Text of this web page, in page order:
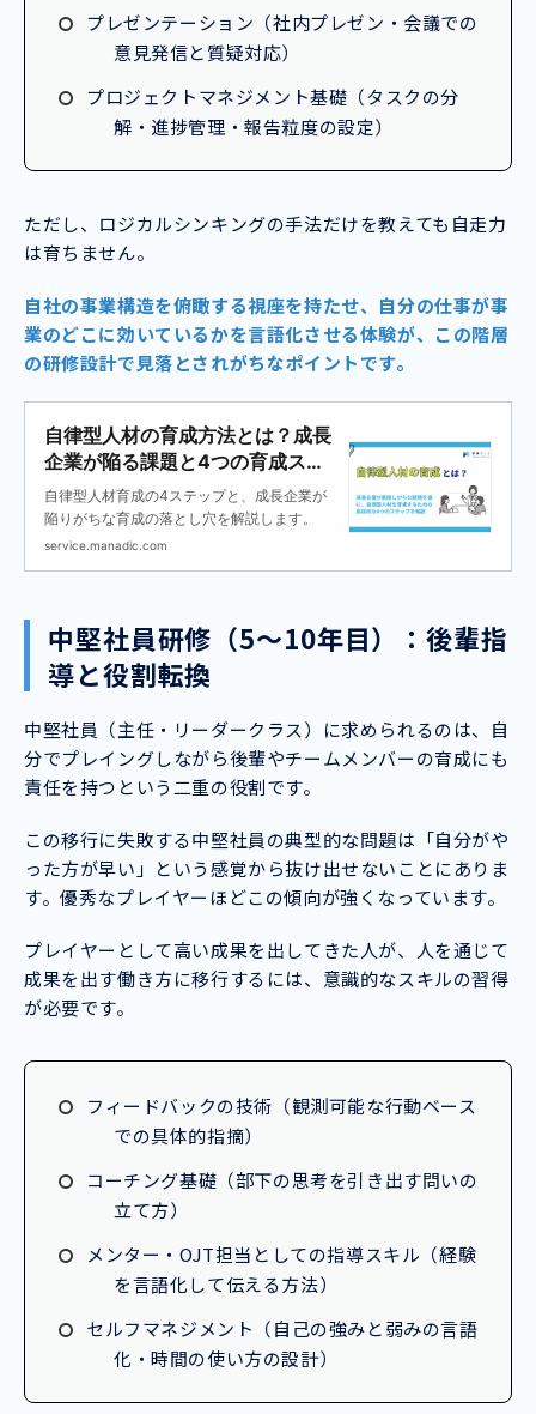
プレゼンテーション（社内プレゼン・会議での
意見発信と質疑対応）
プロジェクトマネジメント基礎（タスクの分
解・進捗管理・報告粒度の設定）
ただし、ロジカルシンキングの手法だけを教えても自走力
は育ちません。
自社の事業構造を俯瞰する視座を持たせ、自分の仕事が事
業のどこに効いているかを言語化させる体験が、この階層
の研修設計で見落とされがちなポイントです。
自律型人材の育成方法とは？成長
企業が陥る課題と4つの育成ステ
ップを解説
自律型人材育成の4ステップと、成長企業が
陥りがちな育成の落とし穴を解説します。
service.manadic.com
中堅社員研修（5〜10年目）：後輩指
導と役割転換
中堅社員（主任・リーダークラス）に求められるのは、自
分でプレイングしながら後輩やチームメンバーの育成にも
責任を持つという二重の役割です。
この移行に失敗する中堅社員の典型的な問題は「自分がや
った方が早い」という感覚から抜け出せないことにありま
す。優秀なプレイヤーほどこの傾向が強くなっています。
プレイヤーとして高い成果を出してきた人が、人を通じて
成果を出す働き方に移行するには、意識的なスキルの習得
が必要です。
フィードバックの技術（観測可能な行動ベース
での具体的指摘）
コーチング基礎（部下の思考を引き出す問いの
立て方）
メンター・OJT担当としての指導スキル（経験
を言語化して伝える方法）
セルフマネジメント（自己の強みと弱みの言語
化・時間の使い方の設計）